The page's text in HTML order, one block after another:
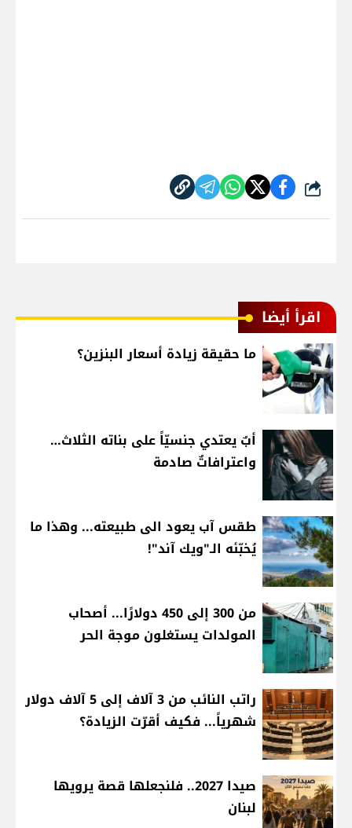
شارك
اقرأ أيضا
ما حقيقة زيادة أسعار البنزين؟
أبٌ يعتدي جنسيّاً على بناته الثلاث…
واعترافاتٌ صادمة
طقس آب يعود الى طبيعته... وهذا ما
يُخبّئه الـ"ويك آند"!
من 300 إلى 450 دولارًا... أصحاب
المولدات يستغلون موجة الحر
راتب النائب من 3 آلاف إلى 5 آلاف دولار
شهرياً... فكيف أقرّت الزيادة؟
صيدا 2027.. فلنجعلها قصة يرويها
لبنان